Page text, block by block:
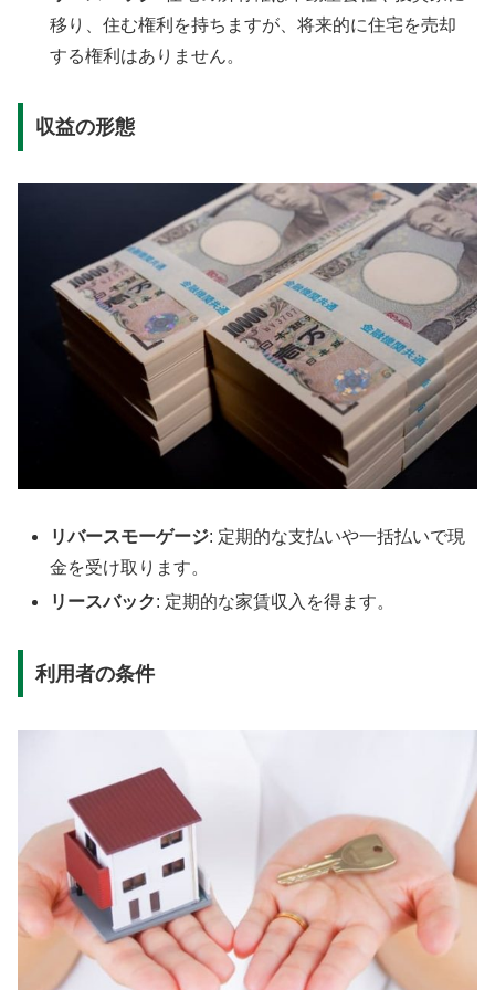
移り、住む権利を持ちますが、将来的に住宅を売却
する権利はありません。
収益の形態
リバースモーゲージ: 定期的な支払いや一括払いで現
金を受け取ります。
リースバック: 定期的な家賃収入を得ます。
利用者の条件